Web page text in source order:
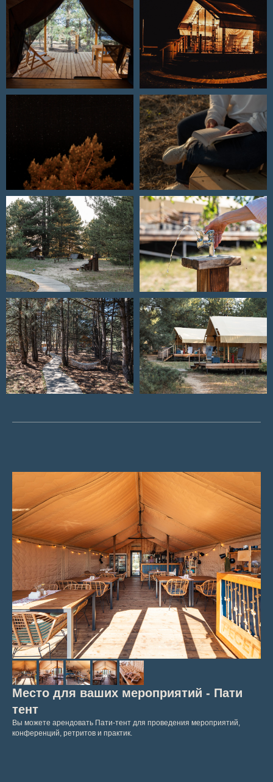
Место для ваших мероприятий - Пати
тент
Вы можете арендовать Пати-тент для проведения мероприятий,
конференций, ретритов и практик.